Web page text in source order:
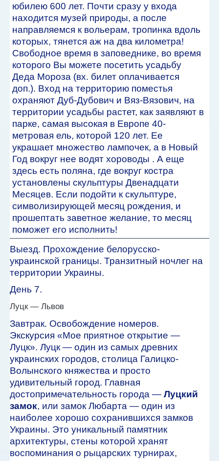
юбилею 600 лет. Почти сразу у входа
находится музей природы, а после
направляемся к вольерам, тропинка вдоль
которых, тянется аж на два километра!
Свободное время в заповеднике, во время
которого Вы можете посетить усадьбу
Деда Мороза (вх. билет оплачивается
доп.). Вход на территорию поместья
охраняют Дуб-Дубович и Вяз-Вязович, на
территории усадьбы растет, как заявляют в
парке, самая высокая в Европе 40-
метровая ель, которой 120 лет. Ее
украшает множество лампочек, а в Новый
Год вокруг нее водят хороводы . А еще
здесь есть поляна, где вокруг костра
установлены скульптуры Двенадцати
Месяцев. Если подойти к скульптуре,
символизирующей месяц рождения, и
прошептать заветное желание, то месяц
поможет его исполнить!
Выезд. Прохождение белорусско-
украинской границы. Транзитный ночлег на
территории Украины.
День 7.
Луцк — Львов
Завтрак. Освобождение номеров.
Экскурсия «Мое приятное открытие —
Луцк». Луцк — один из самых древних
украинских городов, столица Галицко-
Волынского княжества и просто
удивительный город. Главная
достопримечательность города — Луцкий
замок, или замок Любарта — один из
наиболее хорошо сохранившихся замков
Украины. Это уникальный памятник
архитектуры, стены которой хранят
воспоминания о рыцарских турнирах,